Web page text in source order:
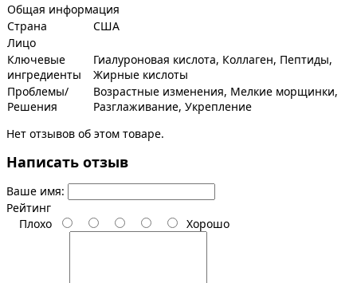
Общая информация
Страна
США
Лицо
Ключевые
ингредиенты
Гиалуроновая кислота, Коллаген, Пептиды,
Жирные кислоты
Проблемы/
Решения
Возрастные изменения, Мелкие морщинки,
Разглаживание, Укрепление
Нет отзывов об этом товаре.
Написать отзыв
Ваше имя:
Рейтинг
Плохо
Хорошо